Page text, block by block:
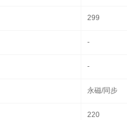
299
-
-
永磁/同步
220